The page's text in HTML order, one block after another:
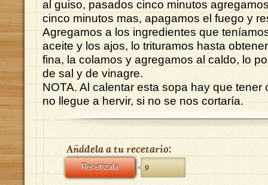
al guiso, pasados cinco minutos
cinco minutos mas, apagamos el fuego y
Agregamos a los ingredientes que
aceite y los ajos, lo trituramos hasta
fina, la colamos y agregamos al caldo, lo
de sal y de vinagre.
NOTA. Al calentar esta sopa hay que tener
no llegue a hervir, si no se nos cortaría.
Añádela a tu recetario:
Recetízala 9